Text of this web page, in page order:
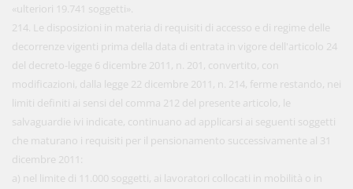
«ulteriori 19.741 soggetti».
214. Le disposizioni in materia di requisiti di accesso e di regime delle
decorrenze vigenti prima della data di entrata in vigore dell'articolo 24
del decreto-legge 6 dicembre 2011, n. 201, convertito, con
modificazioni, dalla legge 22 dicembre 2011, n. 214, ferme restando, nei
limiti definiti ai sensi del comma 212 del presente articolo, le
salvaguardie ivi indicate, continuano ad applicarsi ai seguenti soggetti
che maturano i requisiti per il pensionamento successivamente al 31
dicembre 2011:
a) nel limite di 11.000 soggetti, ai lavoratori collocati in mobilità o in